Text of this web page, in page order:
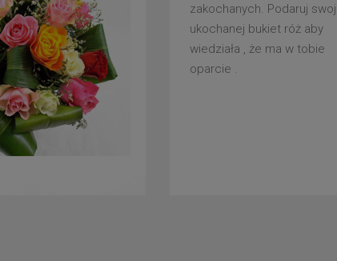
zakochanych. Podaruj
ukochanej bukiet róż aby
wiedziała , że ma w tobie
oparcie .